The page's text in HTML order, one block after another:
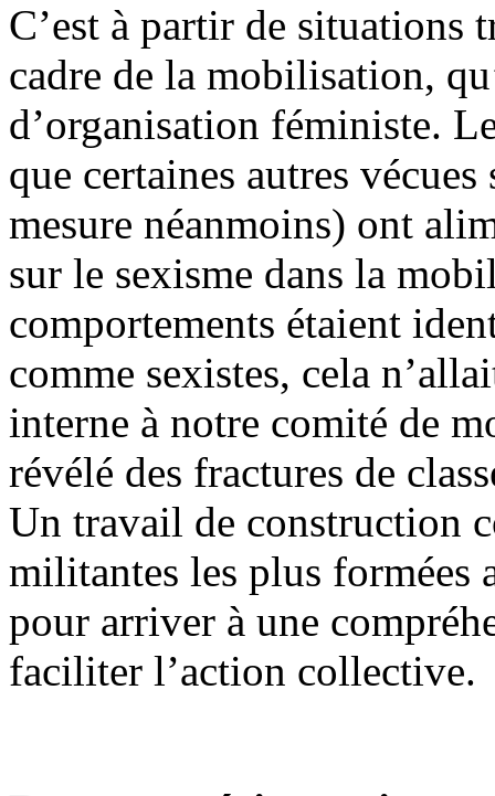
C’est à partir de situations
cadre de la mobilisation,
d’organisation féministe.
que certaines autres
mesure néanmoins) ont
sur le sexisme dans la
comportements étaient
comme sexistes, cela
interne à notre comité de
révélé des fractures de
Un travail de construction
militantes les plus formées
pour arriver à une
faciliter l’action collective.